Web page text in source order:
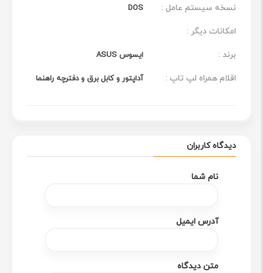
نسخه سیستم عامل : DOS
امکانات دیگر :
برند : ایسوس ASUS
اقلام همراه لپ تاپ : آداپتور و کابل برق و دفترچه راهنما
دیدگاه کاربران
نام شما
آدرس ایمیل
متن دیدگاه